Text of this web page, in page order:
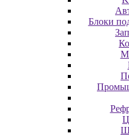
Блоки